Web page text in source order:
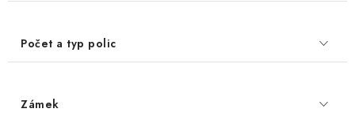
Počet a typ polic
Zámek